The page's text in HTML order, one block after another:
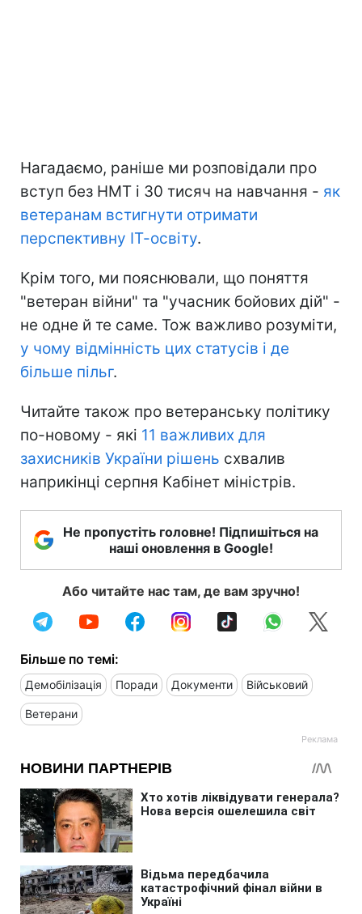
Нагадаємо, раніше ми розповідали про
вступ без НМТ і 30 тисяч на навчання - як
ветеранам встигнути отримати
перспективну ІТ-освіту.
Крім того, ми пояснювали, що поняття
"ветеран війни" та "учасник бойових дій" -
не одне й те саме. Тож важливо розуміти,
у чому відмінність цих статусів і де
більше пільг.
Читайте також про ветеранську політику
по-новому - які 11 важливих для
захисників України рішень схвалив
наприкінці серпня Кабінет міністрів.
Не пропустіть головне! Підпишіться на
наші оновлення в Google!
Або читайте нас там, де вам зручно!
Більше по темі:
Демобілізація Поради Документи Військовий
Ветерани